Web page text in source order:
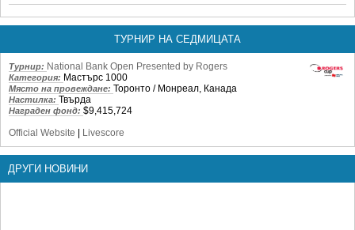
ТУРНИР НА СЕДМИЦАТА
Турнир: National Bank Open Presented by Rogers
Категория: Мастърс 1000
Място на провеждане: Торонто / Монреал, Канада
Настилка: Твърда
Награден фонд: $9,415,724
Official Website | Livescore
ДРУГИ НОВИНИ